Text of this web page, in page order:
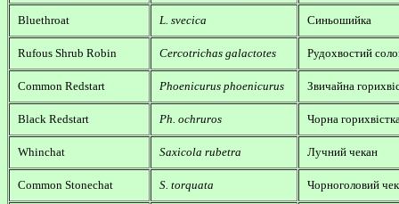
Bluethroat L. svecica Синьошийка
Rufous Shrub Robin Cercotrichas galactotes Рудохвостий
Common Redstart Phoenicurus phoenicurus Звичайна
Black Redstart Ph. ochruros Чорна
Whinchat Saxicola rubetra Лучний чекан
Common Stonechat S. torquata Чорноголовий